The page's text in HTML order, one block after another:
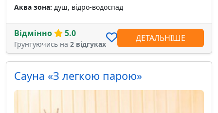
Аква зона: душ, відро-водоспад
Відмінно 5.0
Грунтуючись на 2 відгуках
ДЕТАЛЬНІШЕ
Сауна «З легкою парою»